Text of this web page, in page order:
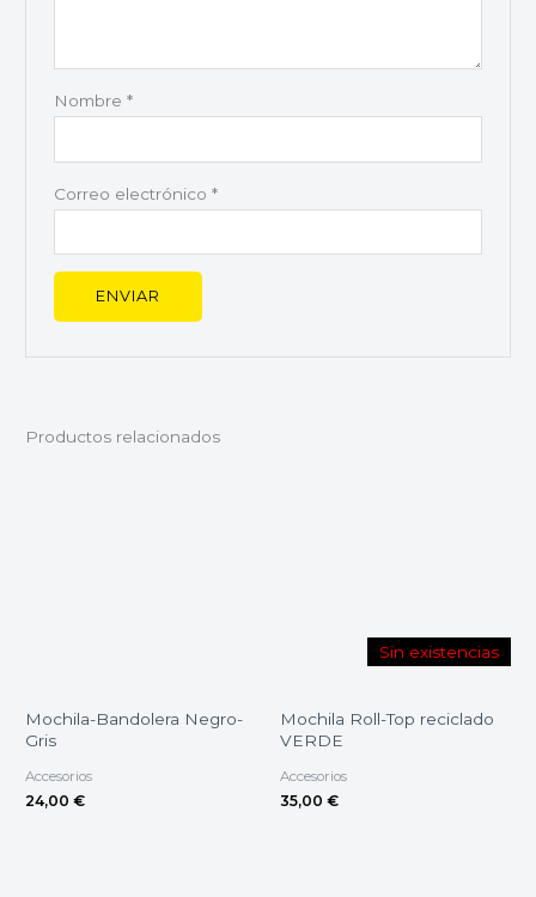
Nombre *
Correo electrónico *
Productos relacionados
Mochila-Bandolera Negro-
Gris
Accesorios
24,00 €
Sin existencias
Mochila Roll-Top reciclado
VERDE
Accesorios
35,00 €